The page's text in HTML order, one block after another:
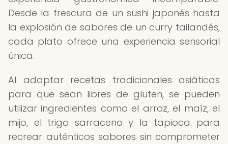
Desde la frescura de un sushi japonés hasta
la explosión de sabores de un curry tailandés,
cada plato ofrece una experiencia sensorial
única.
Al adaptar recetas tradicionales asiáticas
para que sean libres de gluten, se pueden
utilizar ingredientes como el arroz, el maíz, el
mijo, el trigo sarraceno y la tapioca para
recrear auténticos sabores sin comprometer